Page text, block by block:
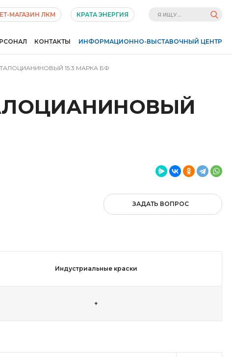
МАГАЗИН ЛКМ КРАТА ЭНЕРГИЯ
КОНТАКТЫ ИНФОРМАЦИОННО-ВЫСТАВОЧНЫЙ ЦЕНТР
15:3 МАРКА БФ
ЗАДАТЬ ВОПРОС
Индустриальные краски
+